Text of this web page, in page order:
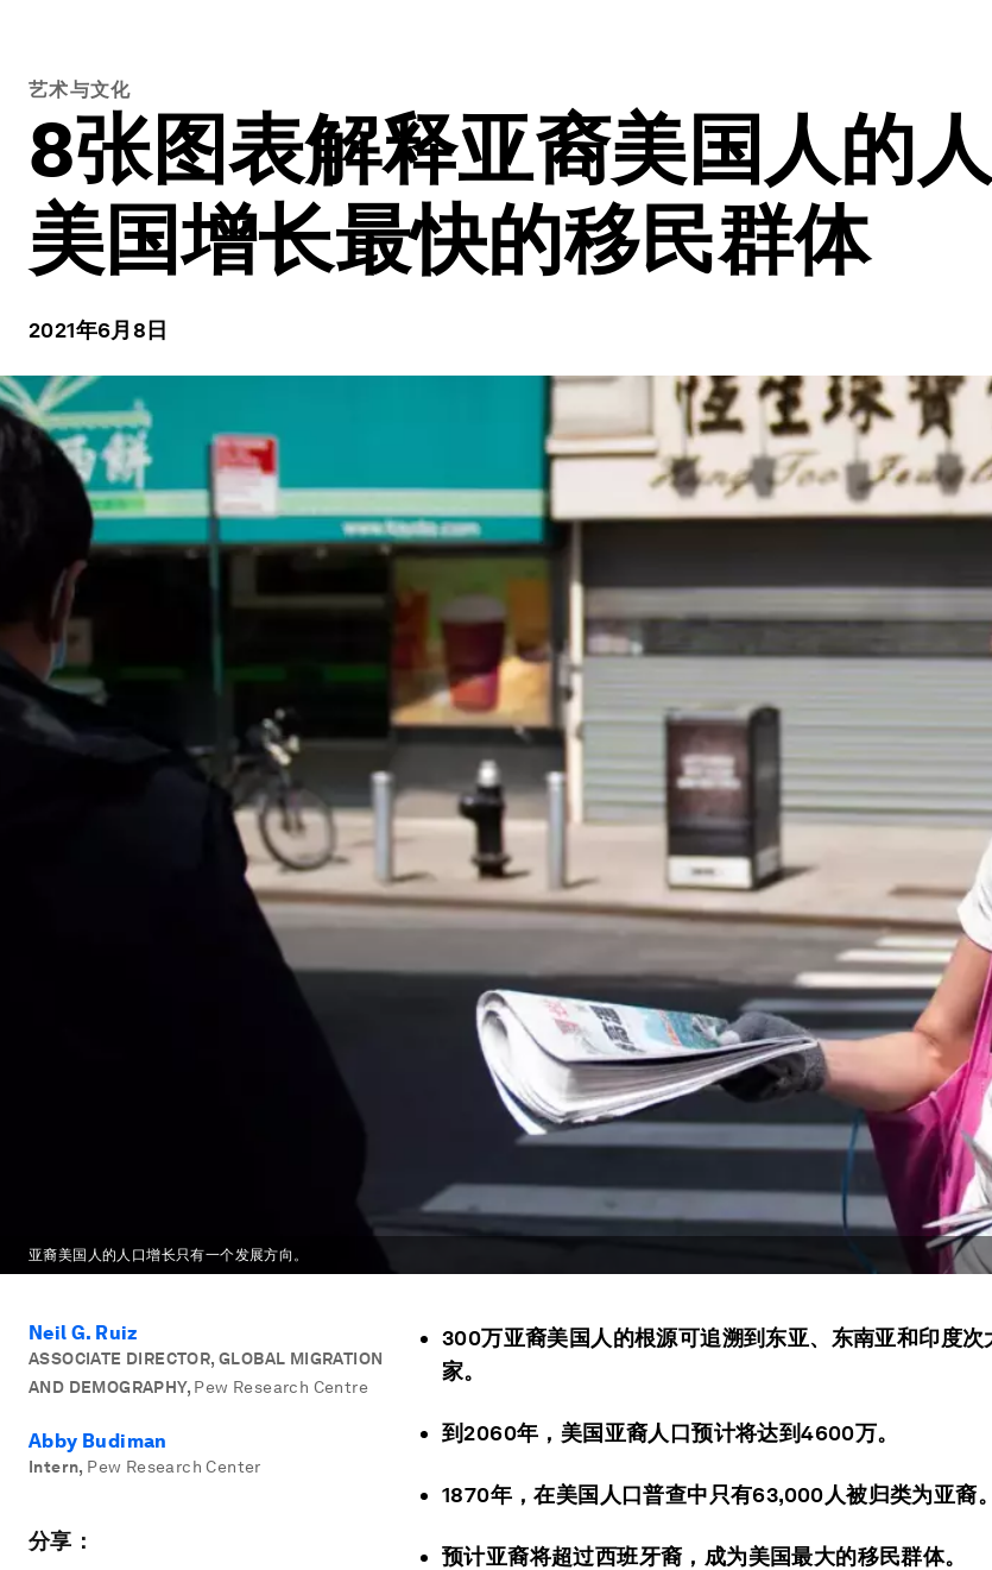
艺术与文化
8张图表解释亚裔美国人的
美国增长最快的移民群体
2021年6月8日
亚裔美国人的人口增长只有一个发展方向。
Neil G. Ruiz
ASSOCIATE DIRECTOR, GLOBAL MIGRATION
AND DEMOGRAPHY, Pew Research Centre
Abby Budiman
Intern, Pew Research Center
分享：
300万亚裔美国人的根源可追溯到东亚、东南亚和印度次
家。
到2060年，美国亚裔人口预计将达到4600万。
1870年，在美国人口普查中只有63,000人被归类为亚裔。
预计亚裔将超过西班牙裔，成为美国最大的移民群体。